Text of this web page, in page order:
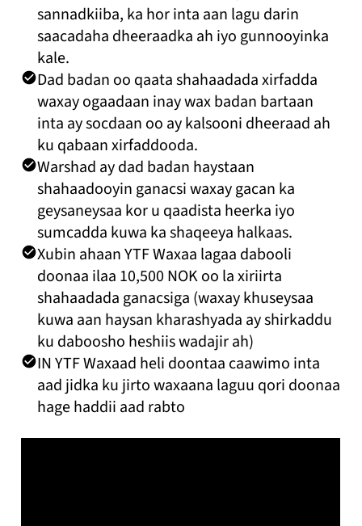
sannadkiiba, ka hor inta aan lagu darin
saacadaha dheeraadka ah iyo gunnooyinka
kale.
Dad badan oo qaata shahaadada xirfadda
waxay ogaadaan inay wax badan bartaan
inta ay socdaan oo ay kalsooni dheeraad ah
ku qabaan xirfaddooda.
Warshad ay dad badan haystaan ​​
shahaadooyin ganacsi waxay gacan ka
geysaneysaa kor u qaadista heerka iyo
sumcadda kuwa ka shaqeeya halkaas.
Xubin ahaan YTF Waxaa lagaa dabooli
doonaa ilaa 10,500 NOK oo la xiriirta
shahaadada ganacsiga (waxay khuseysaa
kuwa aan haysan kharashyada ay shirkaddu
ku daboosho heshiis wadajir ah)
IN YTF Waxaad heli doontaa caawimo inta
aad jidka ku jirto waxaana laguu qori doonaa
hage haddii aad rabto